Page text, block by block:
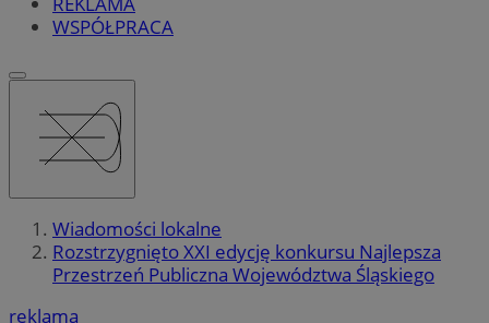
WSPÓŁPRACA
Wiadomości lokalne
Rozstrzygnięto XXI edycję konkursu Najlepsza
Przestrzeń Publiczna Województwa Śląskiego
reklama